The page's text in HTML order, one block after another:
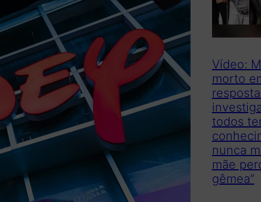
a
Vídeo:
morto
todos
nunca
mãe
gêmea”